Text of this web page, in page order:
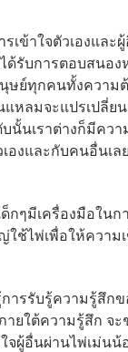
เข้าใจตัวเองแ
รับการตอบสนอง
ย์ทุกคนทั้งความ
หลมจะแปรเปลี่ย
บนั้นเราต่างก็มีค
องและกับคนอื่นเลย
ๆมีเครื่องมือใน
ใช้ไพ่เพื่อให้ควา
ารรับรู้ความรู้สึ
ใต้ความรู้สึก จะ
ผู้อื่นผ่านไพ่เม่น